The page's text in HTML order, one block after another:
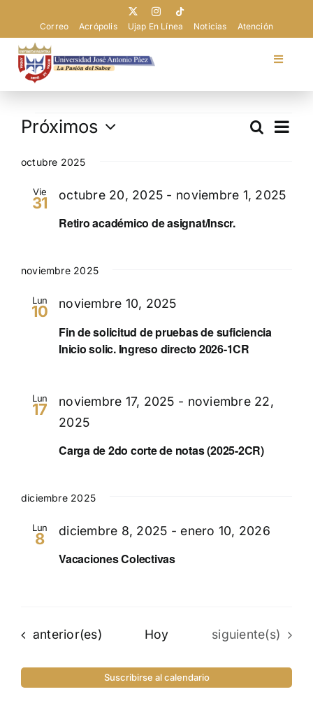
contenido
Correo Acrópolis Ujap En Línea Noticias Atención
Toggle
Pregrado
Eventos
y
Buscar
Lista
Próximos
la
fecha.
octubre 2025
Vie
31
Retiro académico de asignat/Inscr.
octubre 20, 2025 - noviembre 1, 2025
noviembre 2025
Lun
10
Fin de solicitud de pruebas de suficiencia
Inicio solic. Ingreso directo 2026-1CR
noviembre 10, 2025
Lun
17
Carga de 2do corte de notas (2025-2CR)
noviembre 17, 2025 - noviembre 22,
2025
diciembre 2025
Lun
8
Vacaciones Colectivas
diciembre 8, 2025 - enero 10, 2026
Eventos
anterior(es) Hoy Eventos
siguiente(s)
Suscribirse al calendario